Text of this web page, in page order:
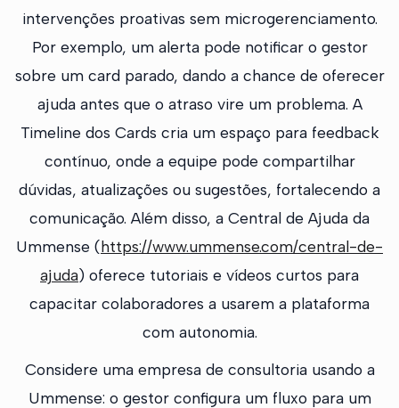
intervenções proativas sem microgerenciamento.
Por exemplo, um alerta pode notificar o gestor
sobre um card parado, dando a chance de oferecer
ajuda antes que o atraso vire um problema. A
Timeline dos Cards cria um espaço para feedback
contínuo, onde a equipe pode compartilhar
dúvidas, atualizações ou sugestões, fortalecendo a
comunicação. Além disso, a Central de Ajuda da
Ummense (https://www.ummense.com/central-de-
ajuda) oferece tutoriais e vídeos curtos para
capacitar colaboradores a usarem a plataforma
com autonomia.
Considere uma empresa de consultoria usando a
Ummense: o gestor configura um fluxo para um